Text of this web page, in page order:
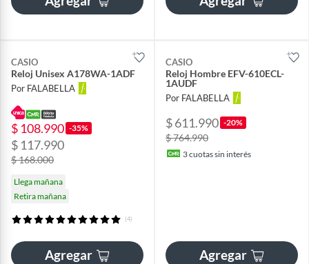
CASIO
Reloj Unisex A178WA-1ADF
Por FALABELLA
$ 108.990 -35%
$ 117.990
$ 168.000
Llega mañana
Retira mañana
(4)
Agregar
CASIO
Reloj Hombre EFV-610ECL-
1AUDF
Por FALABELLA
$ 611.990 -20%
$ 764.990
3cuotas sin interés
Agregar